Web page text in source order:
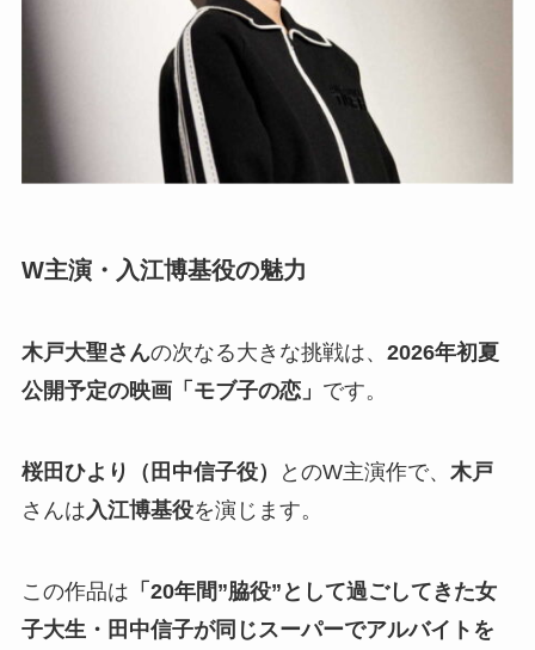
W主演・入江博基役の魅力
木戸大聖さんの次なる大きな挑戦は、 2026年初夏
公開予定の映画「モブ子の恋」 です。
桜田ひより（田中信子役） とのW主演作で、 木戸
さんは入江博基役を演じます。
この作品は 「20年間”脇役”として過ごしてきた女
子大生・田中信子が同じスーパーでアルバイトを